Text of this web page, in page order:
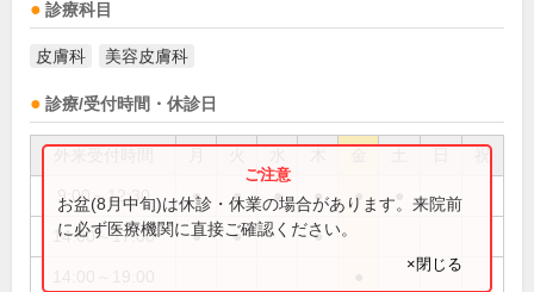
診療科目
皮膚科 美容皮膚科
診療/受付時間・休診日
祝
9:00～12:30 ● ● ● ● ●
14:00～17:00 ● ● ●
お盆(8月中旬)は休診・休業の場合があります。来院前
に必ず医療機関に直接ご確認ください。
×閉じる